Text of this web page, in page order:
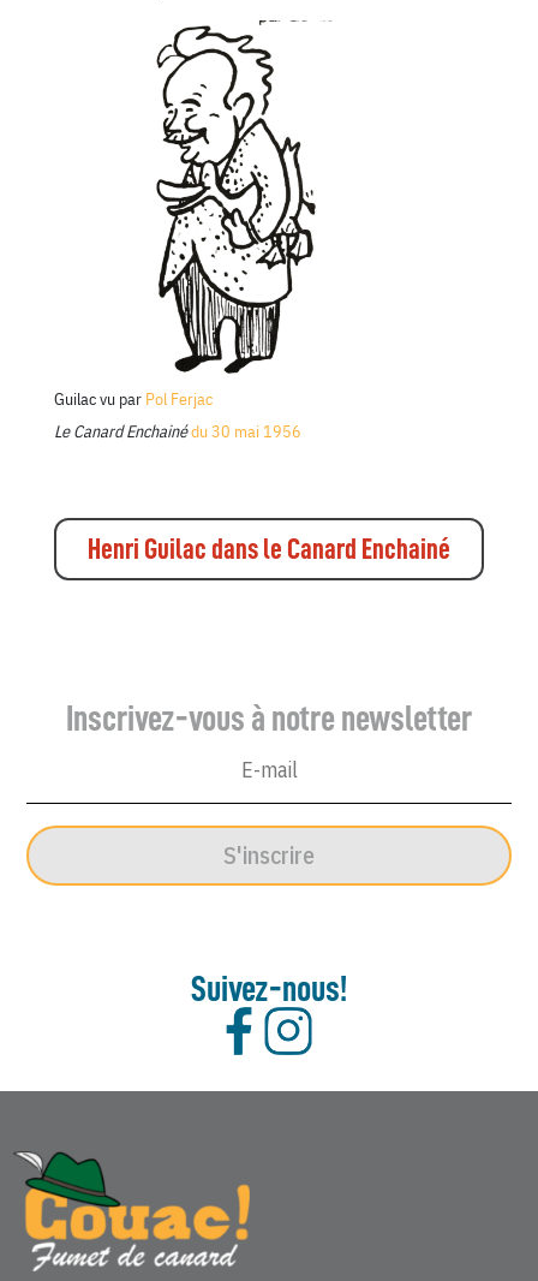
Guilacvu par Pol Ferjac
Le Canard Enchainédu 30 mai 1956
Henri Guilac dans le Canard Enchainé
Inscrivez-vous à notre newsletter
S'inscrire
Suivez-nous!